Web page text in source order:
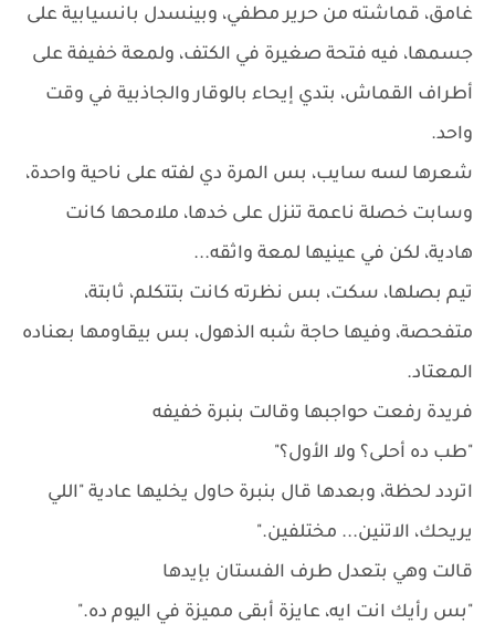
غامق، قماشته من حرير مطفي، وبينسدل بانسيابية على
جسمها، فيه فتحة صغيرة في الكتف، ولمعة خفيفة على
أطراف القماش، بتدي إيحاء بالوقار والجاذبية في وقت
واحد.
شعرها لسه سايب، بس المرة دي لفته على ناحية واحدة،
وسابت خصلة ناعمة تنزل على خدها، ملامحها كانت
هادية، لكن في عينيها لمعة واثقه...
تيم بصلها، سكت، بس نظرته كانت بتتكلم، ثابتة،
متفحصة، وفيها حاجة شبه الذهول، بس بيقاومها بعناده
المعتاد.
فريدة رفعت حواجبها وقالت بنبرة خفيفه
"طب ده أحلى؟ ولا الأول؟"
اتردد لحظة، وبعدها قال بنبرة حاول يخليها عادية "اللي
يريحك، الاتنين... مختلفين."
قالت وهي بتعدل طرف الفستان بإيدها
"بس رأيك انت ايه، عايزة أبقى مميزة في اليوم ده."